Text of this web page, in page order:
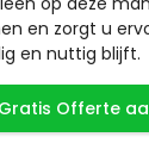
en zorgt u
en nuttig blijft.
Gratis Offerte